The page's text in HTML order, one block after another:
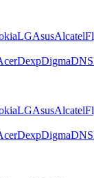
LGAsusAlcatel
DexpDigmaDNS
LGAsusAlcatel
DexpDigmaDNS